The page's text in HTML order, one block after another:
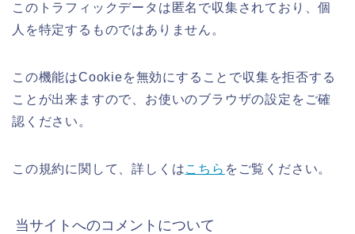
このトラフィックデータは匿名で収集されており、個
人を特定するものではありません。
この機能はCookieを無効にすることで収集を拒否する
ことが出来ますので、お使いのブラウザの設定をご確
認ください。
この規約に関して、詳しくはこちら をご覧ください。
当サイトへのコメントについて